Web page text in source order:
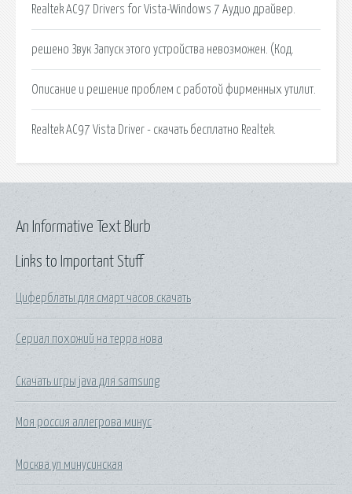
Realtek AC97 Drivers for Vista-Windows 7 Аудио драйвер.
решено Звук Запуск этого устройства невозможен. (Код.
Описание и решение проблем с работой фирменных утилит.
Realtek AC97 Vista Driver - скачать бесплатно Realtek.
Links to Important Stuff
Циферблаты для смарт часов скачать
Сериал похожий на терра нова
Скачать игры java для samsung
Моя россия аллегрова минус
Москва ул минусинская
An Informative Text Blurb